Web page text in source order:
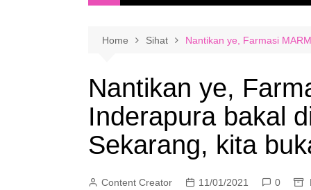
Home Sihat Nantikan ye, Farmasi
Nantikan ye,
Inderapura bakal
Sekarang, kita
Content Creator 11/01/2021 0